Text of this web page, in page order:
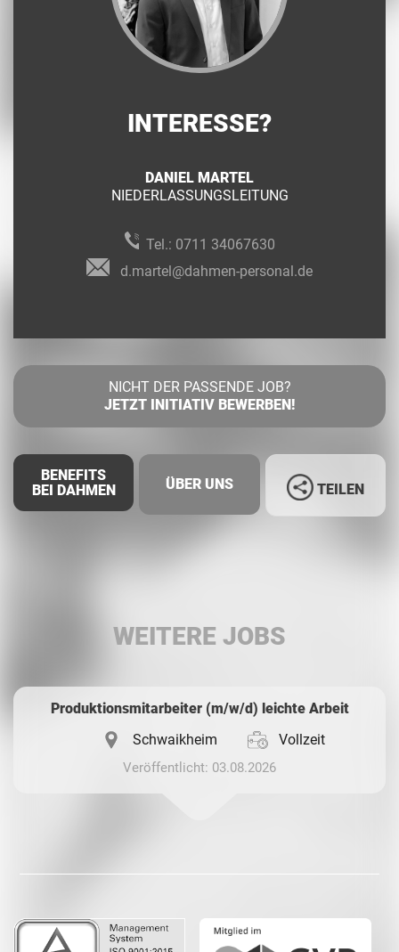
INTERESSE?
DANIEL MARTEL
NIEDERLASSUNGSLEITUNG
Tel.: 0711 34067630
d.martel@dahmen-personal.de
NICHT DER PASSENDE JOB?
JETZT INITIATIV BEWERBEN!
BENEFITS
BEI DAHMEN
ÜBER UNS TEILEN
WEITERE JOBS
Produktionsmitarbeiter (m/w/d) leichte Arbeit
Schwaikheim
Vollzeit
Veröffentlicht: 03.08.2026